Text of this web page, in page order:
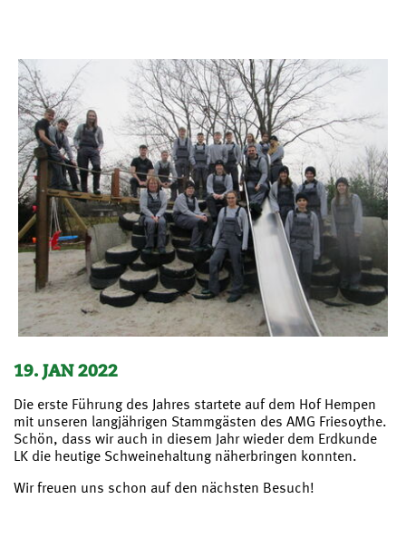
19. JAN 2022
Die erste Führung des Jahres startete auf dem Hof Hempen
mit unseren langjährigen Stammgästen des AMG Friesoythe.
Schön, dass wir auch in diesem Jahr wieder dem Erdkunde
LK die heutige Schweinehaltung näherbringen konnten.
Wir freuen uns schon auf den nächsten Besuch!